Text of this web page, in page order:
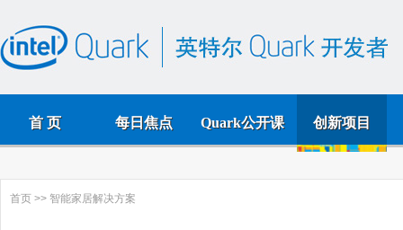
首 页 每日焦点 Quark公开课 创新项目
首页 >> 智能家居解决方案